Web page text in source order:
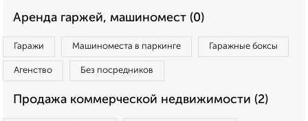
Аренда гаржей, машиномест (0)
Гаражи Машиноместа в паркинге Гаражные боксы
Агенство Без посредников
Продажа коммерческой недвижимости (2)